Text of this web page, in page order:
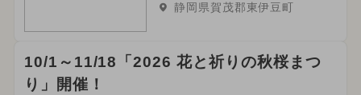
静岡県賀茂郡東伊豆町
10/1～11/18「2026 花と祈りの秋桜まつ
り」開催！